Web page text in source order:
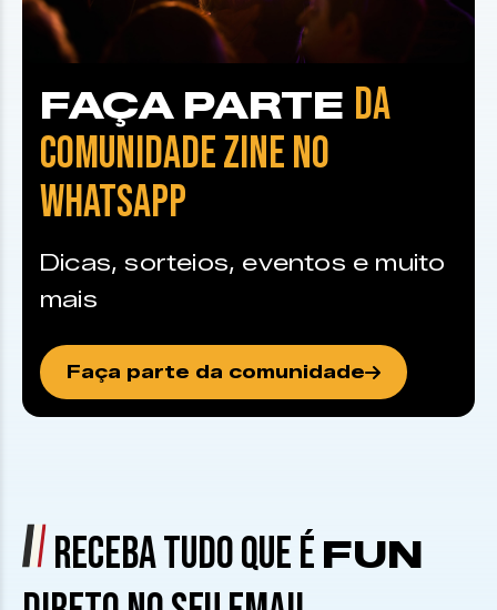
FAÇA PARTE DA
COMUNIDADE ZINE NO
WHATSAPP
Dicas, sorteios, eventos e muito
mais
Faça parte da comunidade
RECEBA TUDO QUE É FUN